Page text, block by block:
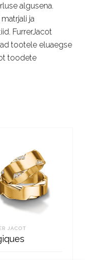
algusena.
ja
FurrerJacot
tootele eluaegse
toodete
JACOT